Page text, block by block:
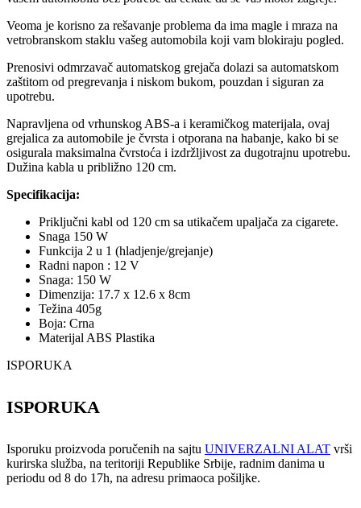
Veoma je korisno za rešavanje problema da ima magle i mraza na
vetrobranskom staklu vašeg automobila koji vam blokiraju pogled.
Prenosivi odmrzavač automatskog grejača dolazi sa automatskom
zaštitom od pregrevanja i niskom bukom, pouzdan i siguran za
upotrebu.
Napravljena od vrhunskog ABS-a i keramičkog materijala, ovaj
grejalica za automobile je čvrsta i otporana na habanje, kako bi se
osigurala maksimalna čvrstoća i izdržljivost za dugotrajnu upotrebu.
Dužina kabla u približno 120 cm.
Specifikacija:
Priključni kabl od 120 cm sa utikačem upaljača za cigarete.
Snaga 150 W
Funkcija 2 u 1 (hladjenje/grejanje)
Radni napon : 12 V
Snaga: 150 W
Dimenzija: 17.7 x 12.6 x 8cm
Težina 405g
Boja: Crna
Materijal ABS Plastika
ISPORUKA
ISPORUKA
Isporuku proizvoda poručenih na sajtu UNIVERZALNI ALAT vrši
kurirska služba, na teritoriji Republike Srbije, radnim danima u
periodu od 8 do 17h, na adresu primaoca pošiljke.